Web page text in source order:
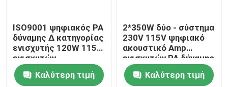
ISO9001 ψηφιακός PA
δύναμης Δ κατηγορίας
ενισχυτής 120W 115V
ενισχυτών
Καλύτερη τιμή
2*350W δύο - σύστημα
230V 115V ψηφιακό
ακουστικό Amp
ενισχυτών PA δύναμης
καναλιών
Καλύτερη τιμή